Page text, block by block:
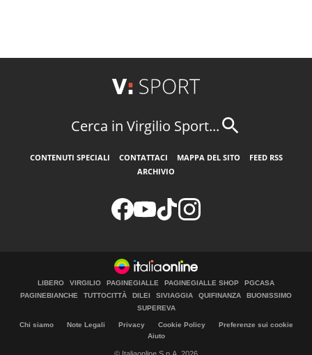
Cerca in Virgilio Sport...
CONTENUTI SPECIALI CONTATTACI MAPPA DEL SITO
FEED RSS
ARCHIVIO
LIBERO VIRGILIO PAGINEGIALLE PAGINEGIALLE SHOP
PGCASA
PAGINEBIANCHE
TUTTOCITTÀ DILEI SIVIAGGIA QUIFINANZA
BUONISSIMO
SUPEREVA
Chi siamo Note Legali Privacy Cookie Policy
Preferenze sui cookie
Aiuto